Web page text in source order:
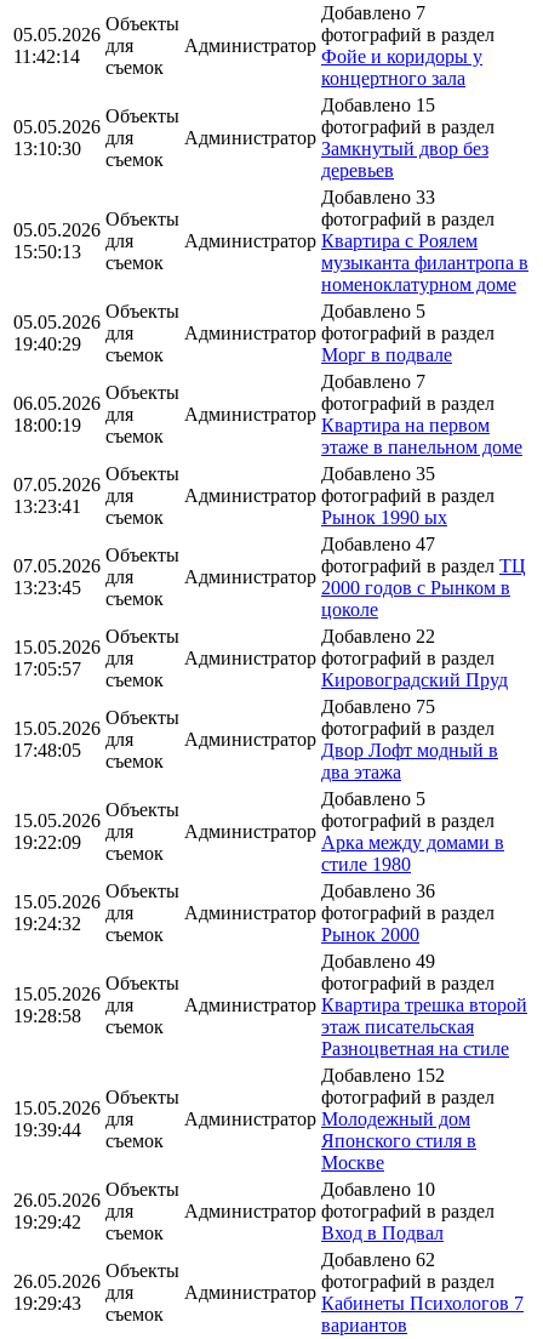
05.05.2026
11:42:14
Объекты
для
съемок
Администратор
Добавлено 7
фотографий в раздел
Фойе и коридоры у
концертного зала
05.05.2026
13:10:30
Объекты
для
съемок
Администратор
Добавлено 15
фотографий в раздел
Замкнутый двор без
деревьев
05.05.2026
15:50:13
Объекты
для
съемок
Администратор
Добавлено 33
фотографий в раздел
Квартира с Роялем
музыканта филантропа в
номеноклатурном доме
05.05.2026
19:40:29
Объекты
для
съемок
Администратор
Добавлено 5
фотографий в раздел
Морг в подвале
06.05.2026
18:00:19
Объекты
для
съемок
Администратор
Добавлено 7
фотографий в раздел
Квартира на первом
этаже в панельном доме
07.05.2026
13:23:41
Объекты
для
съемок
Администратор
Добавлено 35
фотографий в раздел
Рынок 1990 ых
07.05.2026
13:23:45
Объекты
для
съемок
Администратор
Добавлено 47
фотографий в раздел ТЦ
2000 годов с Рынком в
цоколе
15.05.2026
17:05:57
Объекты
для
съемок
Администратор
Добавлено 22
фотографий в раздел
Кировоградский Пруд
15.05.2026
17:48:05
Объекты
для
съемок
Администратор
Добавлено 75
фотографий в раздел
Двор Лофт модный в
два этажа
15.05.2026
19:22:09
Объекты
для
съемок
Администратор
Добавлено 5
фотографий в раздел
Арка между домами в
стиле 1980
15.05.2026
19:24:32
Объекты
для
съемок
Администратор
Добавлено 36
фотографий в раздел
Рынок 2000
15.05.2026
19:28:58
Объекты
для
съемок
Администратор
Добавлено 49
фотографий в раздел
Квартира трешка второй
этаж писательская
Разноцветная на стиле
15.05.2026
19:39:44
Объекты
для
съемок
Администратор
Добавлено 152
фотографий в раздел
Молодежный дом
Японского стиля в
Москве
26.05.2026
19:29:42
Объекты
для
съемок
Администратор
Добавлено 10
фотографий в раздел
Вход в Подвал
26.05.2026
19:29:43
Объекты
для
съемок
Администратор
Добавлено 62
фотографий в раздел
Кабинеты Психологов 7
вариантов